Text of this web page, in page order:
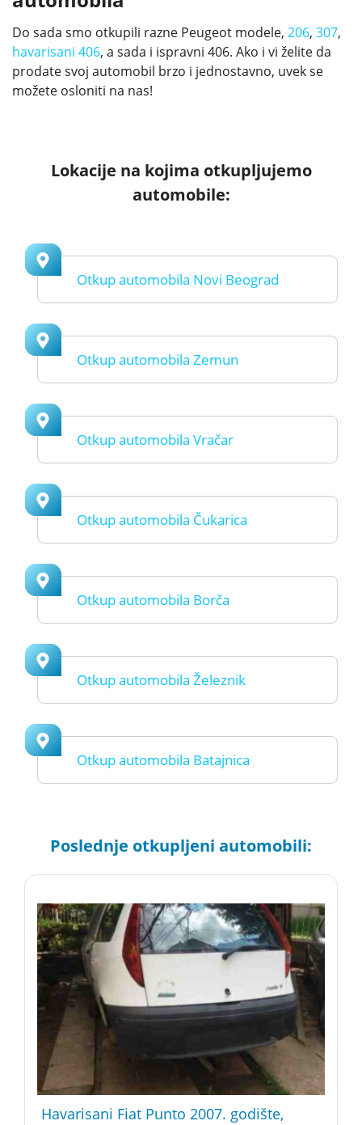
Do sada smo otkupili razne Peugeot modele, 206, 307,
havarisani 406, a sada i ispravni 406. Ako i vi želite da
prodate svoj automobil brzo i jednostavno, uvek se
možete osloniti na nas!
Lokacije na kojima otkupljujemo
automobile:
Otkup automobila Novi Beograd
Otkup automobila Zemun
Otkup automobila Vračar
Otkup automobila Čukarica
Otkup automobila Borča
Otkup automobila Železnik
Otkup automobila Batajnica
Poslednje otkupljeni automobili:
Havarisani Fiat Punto 2007. godište,